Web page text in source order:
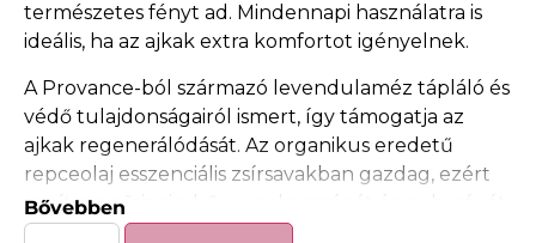
természetes fényt ad. Mindennapi használatra is
ideális, ha az ajkak extra komfortot igényelnek.
A Provance-ból származó levendulaméz tápláló és
védő tulajdonságairól ismert, így támogatja az
ajkak regenerálódását. Az organikus eredetű
repceolaj esszenciális zsírsavakban gazdag, ezért
segít megőrizni a bőr rugalmasságát és puhaságát.
A formula hozzájárul az ajkak védőrétegének
Bővebben